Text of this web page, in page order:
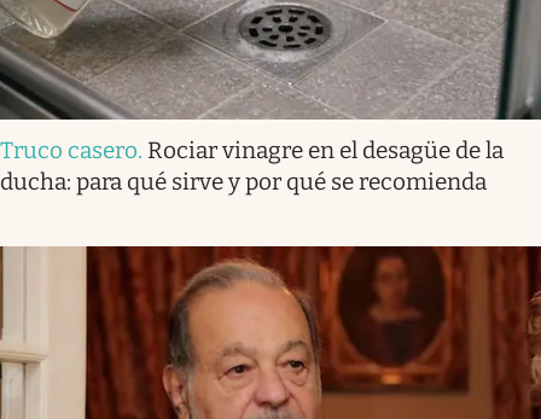
Truco casero. Rociar vinagre en el desagüe de la
ducha: para qué sirve y por qué se recomienda